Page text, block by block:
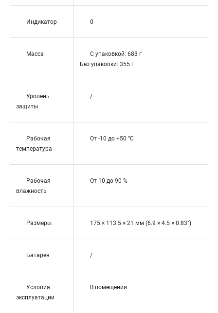
Индикатор 0
Масса
С упаковкой: 683 г
Без упаковки: 355 г
Уровень
защиты
/
Рабочая
температура
От -10 до +50 °С
Рабочая
влажность
От 10 до 90 %
Размеры 175 × 113.5 × 21 мм (6.9 × 4.5 × 0.83″)
Батарея /
Условия
эксплуатации
В помещении